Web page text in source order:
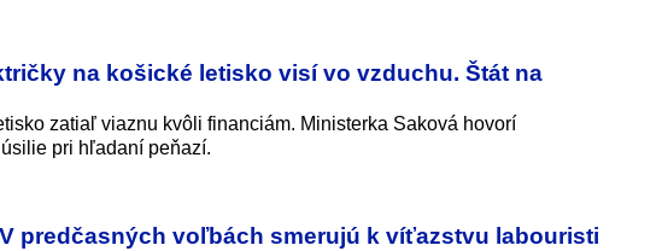
na košické letisko visí vo vzduchu. Štát na
zatiaľ viaznu kvôli financiám. Ministerka Saková hovorí
pri hľadaní peňazí.
predčasných voľbách smerujú k víťazstvu labouristi